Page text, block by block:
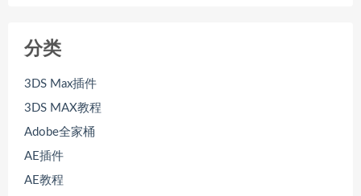
分类
3DS Max插件
3DS MAX教程
Adobe全家桶
AE插件
AE教程